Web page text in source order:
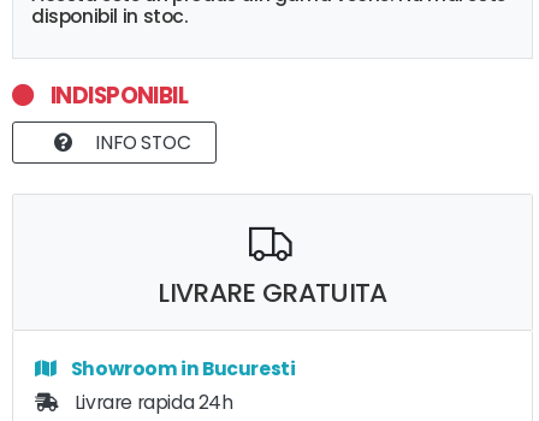
disponibil in stoc.
INDISPONIBIL
INFO STOC
LIVRARE GRATUITA
Showroom in Bucuresti
Livrare rapida 24h